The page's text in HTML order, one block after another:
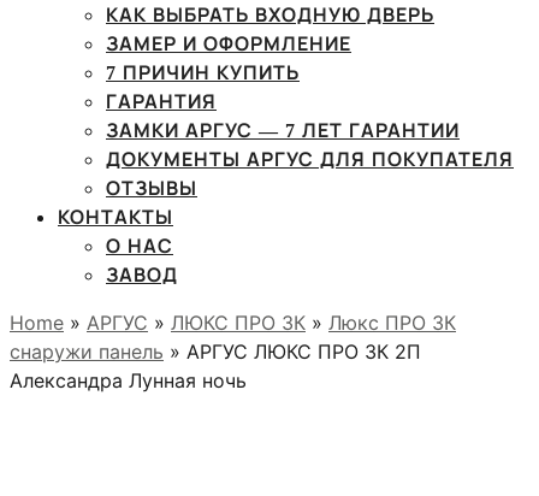
КАК ВЫБРАТЬ ВХОДНУЮ ДВЕРЬ
ЗАМЕР И ОФОРМЛЕНИЕ
7 ПРИЧИН КУПИТЬ
ГАРАНТИЯ
ЗАМКИ АРГУС — 7 ЛЕТ ГАРАНТИИ
ДОКУМЕНТЫ АРГУС ДЛЯ ПОКУПАТЕЛЯ
ОТЗЫВЫ
КОНТАКТЫ
О НАС
ЗАВОД
Home » АРГУС » ЛЮКС ПРО 3К » Люкс ПРО 3К
снаружи панель » АРГУС ЛЮКС ПРО 3К 2П
Александра Лунная ночь